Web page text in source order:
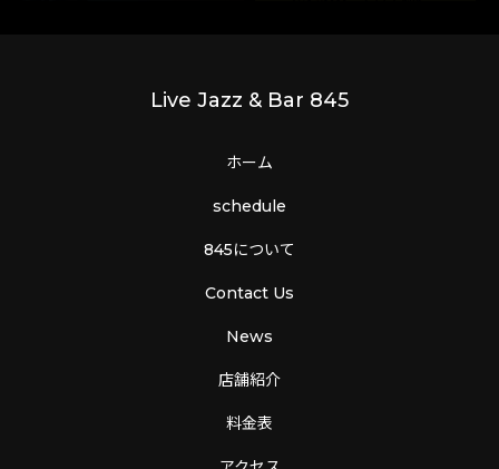
Live Jazz & Bar 845
ホーム
schedule
845について
Contact Us
News
店舗紹介
料金表